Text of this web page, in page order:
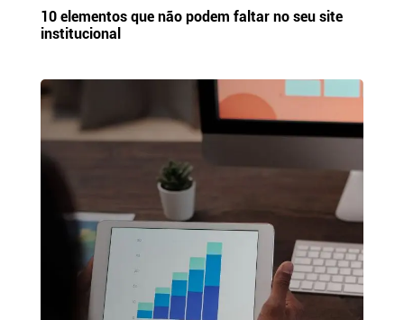
10 elementos que não podem faltar no seu site
institucional